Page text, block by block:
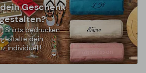
Geschenk
Shirts bedrucken
dein
individuell!